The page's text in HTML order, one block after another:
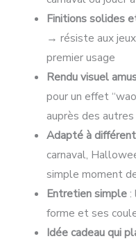
Finitions solides
→ résiste aux
premier usage
Rendu visuel
pour un effet
auprès des
Adapté à
carnaval,
simple moment
Entretien simple:
forme et ses
Idée cadeau qui